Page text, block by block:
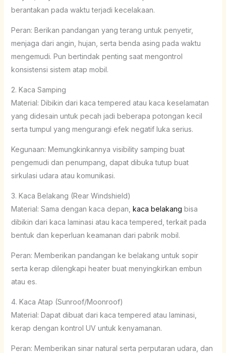
berantakan pada waktu terjadi kecelakaan.
Peran: Berikan pandangan yang terang untuk penyetir,
menjaga dari angin, hujan, serta benda asing pada waktu
mengemudi. Pun bertindak penting saat mengontrol
konsistensi sistem atap mobil.
2. Kaca Samping
Material: Dibikin dari kaca tempered atau kaca keselamatan
yang didesain untuk pecah jadi beberapa potongan kecil
serta tumpul yang mengurangi efek negatif luka serius.
Kegunaan: Memungkinkannya visibility samping buat
pengemudi dan penumpang, dapat dibuka tutup buat
sirkulasi udara atau komunikasi.
3. Kaca Belakang (Rear Windshield)
Material: Sama dengan kaca depan, kaca belakang bisa
dibikin dari kaca laminasi atau kaca tempered, terkait pada
bentuk dan keperluan keamanan dari pabrik mobil.
Peran: Memberikan pandangan ke belakang untuk sopir
serta kerap dilengkapi heater buat menyingkirkan embun
atau es.
4. Kaca Atap (Sunroof/Moonroof)
Material: Dapat dibuat dari kaca tempered atau laminasi,
kerap dengan kontrol UV untuk kenyamanan.
Peran: Memberikan sinar natural serta perputaran udara, dan